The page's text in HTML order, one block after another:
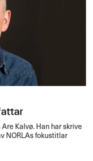
Kalvø. Han har skrive
NORLAs fokustitlar